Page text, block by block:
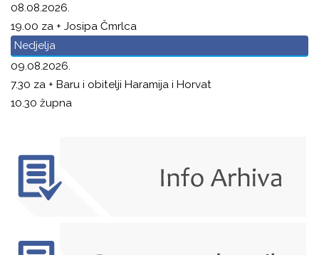
08.08.2026.
19.00 za + Josipa Čmrlca
Nedjelja
09.08.2026.
7.30 za + Baru i obitelji Haramija i Horvat
10.30 župna